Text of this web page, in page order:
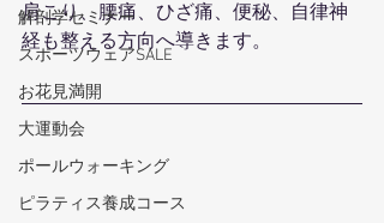
解剖学セミナー
スポーツウェアSALE
お花見満開
大運動会
ポールウォーキング
ピラティス養成コース
肩こり、腰痛、ひざ痛、便秘、自律神
経も整える方向へ導きます。